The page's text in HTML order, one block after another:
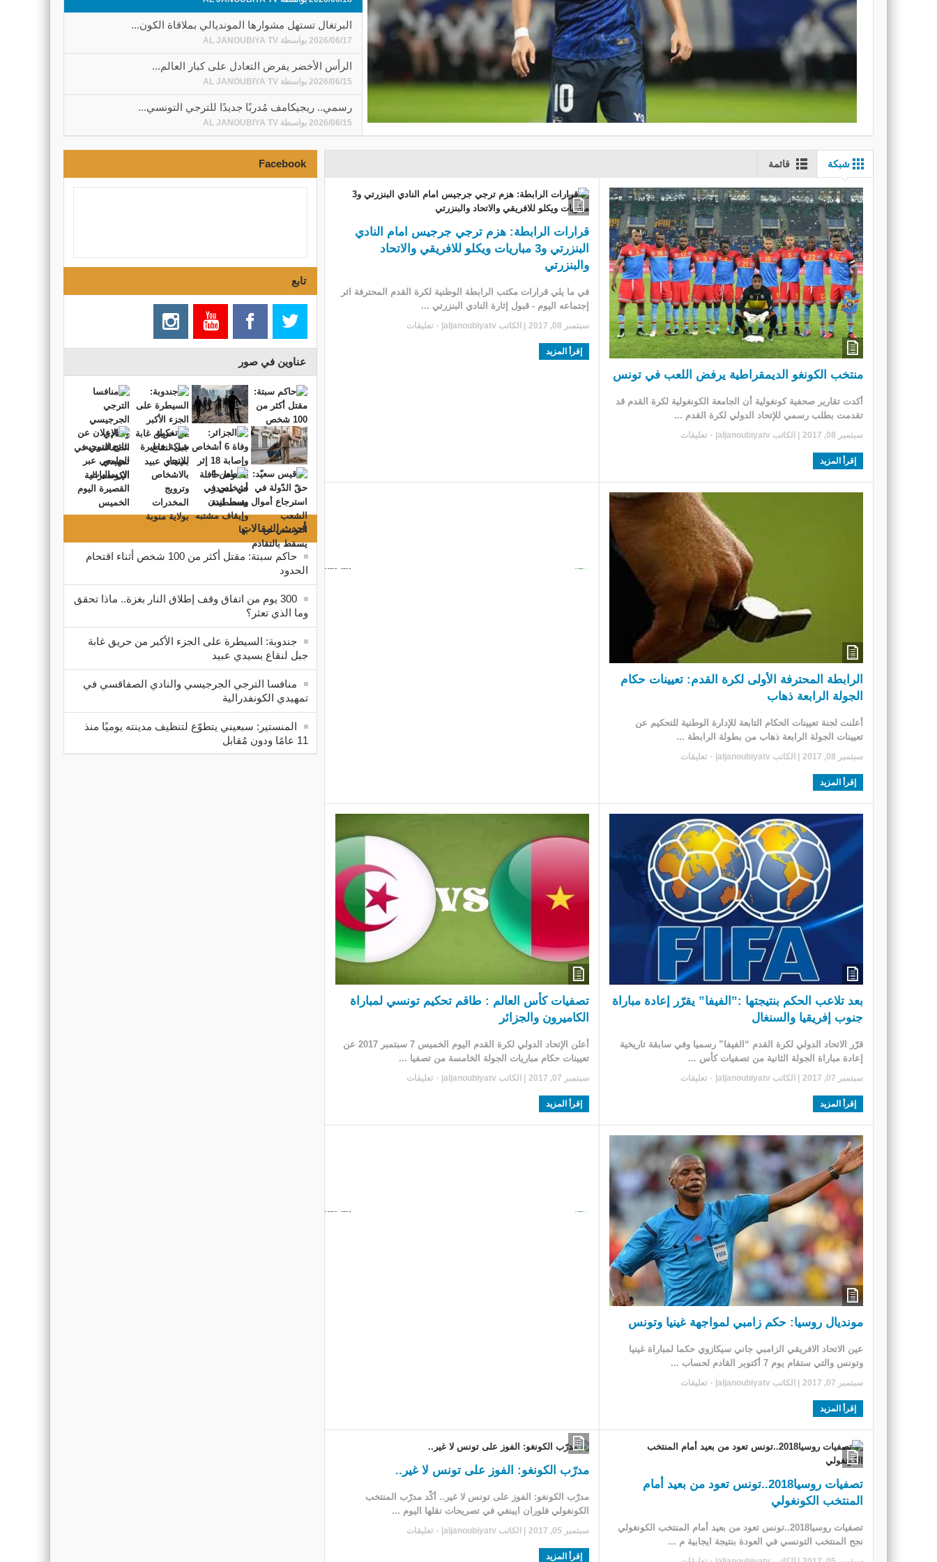
البرتغال تستهل مشوارها المونديالي بملاقاة الكون...
2026/06/17 بواسطةAL JANOUBIYA TV
الرأس الأخضر يفرض التعادل على كبار العالم...
2026/06/15 بواسطةAL JANOUBIYA TV
رسمي.. ريجيكامف مُدربًا جديدًا للترجي التونسي...
2026/06/15 بواسطةAL JANOUBIYA TV
شبكة قائمة
منتخب الكونغو الديمقراطية يرفض اللعب في تونس
أكدت تقارير صحفية كونغولية أن الجامعة الكونغولية لكرة القدم قد
تقدمت بطلب رسمي للإتحاد الدولي لكرة القدم ...
سبتمبر 08, 2017 | الكاتب aljanoubiyatv
|
إقرأ المزيد
قرارات الرابطة: هزم ترجي جرجيس امام النادي
البنزرتي و3 مباريات ويكلو للافريقي والاتحاد
والبنزرتي
في ما يلي قرارات مكتب الرابطة الوطنية لكرة القدم المحترفة اثر
إجتماعه اليوم - قبول إثارة النادي البنزرتي ...
سبتمبر 08, 2017 | الكاتب aljanoubiyatv
|
إقرأ المزيد
الرابطة المحترفة الأولى لكرة القدم: تعيينات حكام
الجولة الرابعة ذهاب‎
أعلنت لجنة تعيينات الحكام التابعة للإدارة الوطنية للتحكيم عن
تعيينات الجولة الرابعة ذهاب من بطولة الرابطة ...
سبتمبر 08, 2017 | الكاتب aljanoubiyatv
|
إقرأ المزيد
بعد تلاعب الحكم بنتيجتها :”الفيفا” يقرّر إعادة مباراة
جنوب إفريقيا والسنغال
قرّر الاتحاد الدولي لكرة القدم “الفيفا” رسميا وفي سابقة تاريخية
إعادة مباراة الجولة الثانية من تصفيات كأس ...
سبتمبر 07, 2017 | الكاتب aljanoubiyatv
|
إقرأ المزيد
تصفيات كأس العالم : طاقم تحكيم تونسي لمباراة
الكاميرون والجزائر
أعلن الإتحاد الدولي لكرة القدم اليوم الخميس 7 سبتمبر 2017 عن
تعيينات حكام مباريات الجولة الخامسة من تصفيا ...
سبتمبر 07, 2017 | الكاتب aljanoubiyatv
|
إقرأ المزيد
مونديال روسيا: حكم زامبي لمواجهة غينيا وتونس
عين الاتحاد الافريقي الزامبي جاني سيكازوي حكما لمباراة غينيا
وتونس والتي ستقام يوم 7 أكتوبر القادم لحساب ...
سبتمبر 07, 2017 | الكاتب aljanoubiyatv
|
إقرأ المزيد
تصفيات روسيا2018..تونس تعود من بعيد أمام
المنتخب الكونغولي
تصفيات روسيا2018..تونس تعود من بعيد أمام المنتخب الكونغولي
نجح المنتخب التونسي في العودة بنتيجة ايجابية م ...
مدرّب الكونغو: الفوز على تونس لا غير..
مدرّب الكونغو: الفوز على تونس لا غير.. أكّد مدرّب المنتخب
الكونغولي فلوران ايبنغي في تصريحات نقلها اليوم ...
سبتمبر 05, 2017 | الكاتب aljanoubiyatv
|
إقرأ المزيد
Facebook
تابع
عناوين في صور
أحدث المقالات
حاكم سبتة: مقتل أكثر من 100 شخص أثناء اقتحام
الحدود
300 يوم من اتفاق وقف إطلاق النار بغزة.. ماذا تحقق
وما الذي تعثر؟
جندوبة: السيطرة على الجزء الأكبر من حريق غابة
جبل لنقاع بسيدي عبيد
منافسا الترجي الجرجيسي والنادي الصفاقسي في
تمهيدي الكونفدرالية
المنستير: سبعيني يتطوّع لتنظيف مدينته يوميًا منذ
11 عامًا ودون مُقابل